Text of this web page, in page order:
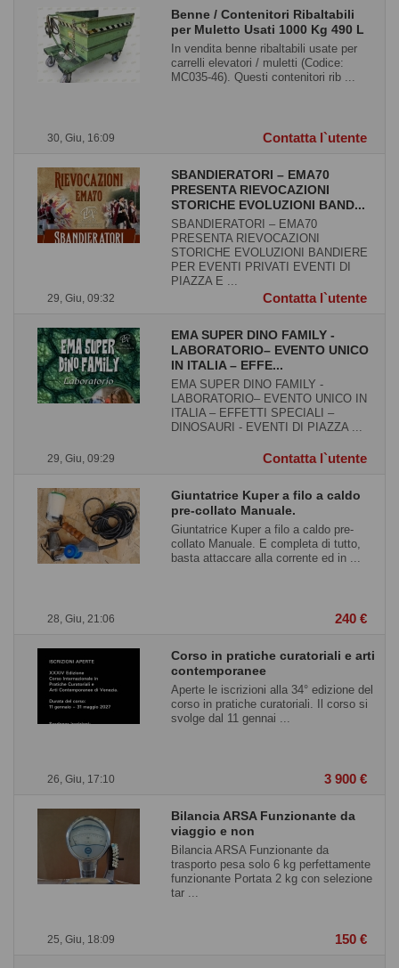
30, Giu, 16:09
Benne / Contenitori Ribaltabili
per Muletto Usati 1000 Kg 490 L
In vendita benne ribaltabili usate per
carrelli elevatori / muletti (Codice:
MC035-46). Questi contenitori rib ...
Contatta l`utente
29, Giu, 09:32
SBANDIERATORI – EMA70
PRESENTA RIEVOCAZIONI
STORICHE EVOLUZIONI BAND...
SBANDIERATORI – EMA70
PRESENTA RIEVOCAZIONI
STORICHE EVOLUZIONI BANDIERE
PER EVENTI PRIVATI EVENTI DI
PIAZZA E ...
Contatta l`utente
29, Giu, 09:29
EMA SUPER DINO FAMILY -
LABORATORIO– EVENTO UNICO
IN ITALIA – EFFE...
EMA SUPER DINO FAMILY -
LABORATORIO– EVENTO UNICO IN
ITALIA – EFFETTI SPECIALI –
DINOSAURI - EVENTI DI PIAZZA ...
Contatta l`utente
28, Giu, 21:06
Giuntatrice Kuper a filo a caldo
pre-collato Manuale.
Giuntatrice Kuper a filo a caldo pre-
collato Manuale. E completa di tutto,
basta attaccare alla corrente ed in ...
240 €
26, Giu, 17:10
Corso in pratiche curatoriali e arti
contemporanee
Aperte le iscrizioni alla 34° edizione del
corso in pratiche curatoriali. Il corso si
svolge dal 11 gennai ...
3 900 €
25, Giu, 18:09
Bilancia ARSA Funzionante da
viaggio e non
Bilancia ARSA Funzionante da
trasporto pesa solo 6 kg perfettamente
funzionante Portata 2 kg con selezione
tar ...
150 €